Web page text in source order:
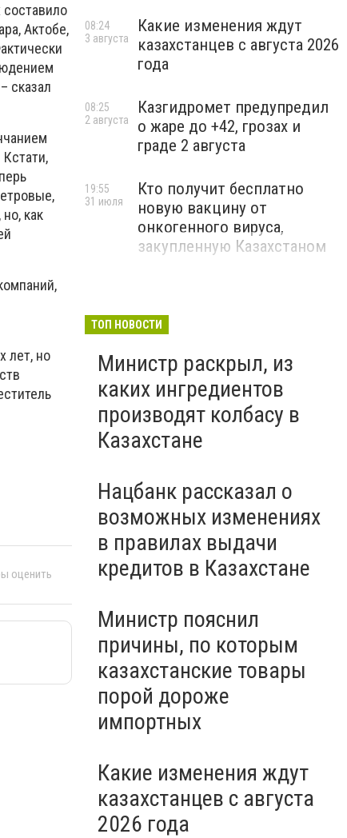
Актобе,
сказал
как
лет, но
оценить
Какие изменения ждут
казахстанцев с августа 2026
года
08:24
3 августа
Казгидромет предупредил
о жаре до +42, грозах и
граде 2 августа
08:25
2 августа
Кто получит бесплатно
новую вакцину от
онкогенного вируса,
закупленную Казахстаном
19:55
31 июля
ТОП НОВОСТИ
Министр раскрыл, из
каких ингредиентов
производят колбасу в
Казахстане
Нацбанк рассказал о
возможных изменениях
в правилах выдачи
кредитов в Казахстане
Министр пояснил
причины, по которым
казахстанские товары
порой дороже
импортных
Какие изменения ждут
казахстанцев с августа
2026 года